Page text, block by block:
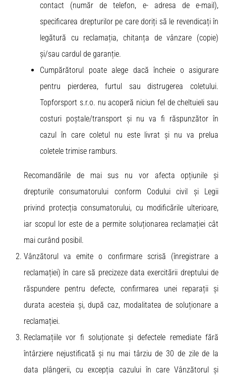
contact (număr de telefon, e- adresa de e-mail),
specificarea drepturilor pe care doriți să le revendicați în
legătură cu reclamația, chitanța de vânzare (copie)
și/sau cardul de garanție.
Cumpărătorul poate alege dacă încheie o asigurare
pentru pierderea, furtul sau distrugerea coletului.
Topforsport s.r.o. nu acoperă niciun fel de cheltuieli sau
costuri poștale/transport și nu va fi răspunzător în
cazul în care coletul nu este livrat și nu va prelua
coletele trimise ramburs.
Recomandările de mai sus nu vor afecta opțiunile și
drepturile consumatorului conform Codului civil și Legii
privind protecția consumatorului, cu modificările ulterioare,
iar scopul lor este de a permite soluționarea reclamației cât
mai curând posibil.
Vânzătorul va emite o confirmare scrisă (înregistrare a
reclamației) în care să precizeze data exercitării dreptului de
răspundere pentru defecte, confirmarea unei reparații și
durata acesteia și, după caz, modalitatea de soluționare a
reclamației.
Reclamațiile vor fi soluționate și defectele remediate fără
întârziere nejustificată și nu mai târziu de 30 de zile de la
data plângerii, cu excepția cazului în care Vânzătorul și